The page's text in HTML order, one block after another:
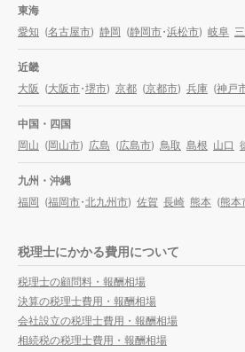
東海
愛知 (名古屋市) 静岡 (静岡市・浜松市) 岐阜
近畿
大阪 (大阪市・堺市) 京都 (京都市) 兵庫 (神戸
中国・四国
岡山 (岡山市) 広島 (広島市) 鳥取 島根 山口
九州・沖縄
福岡 (福岡市・北九州市) 佐賀 長崎 熊本 (熊本
税理士にかかる費用について
税理士の顧問料・報酬相場
決算の税理士費用・報酬相場
会社設立の税理士費用・報酬相場
相続税の税理士費用・報酬相場